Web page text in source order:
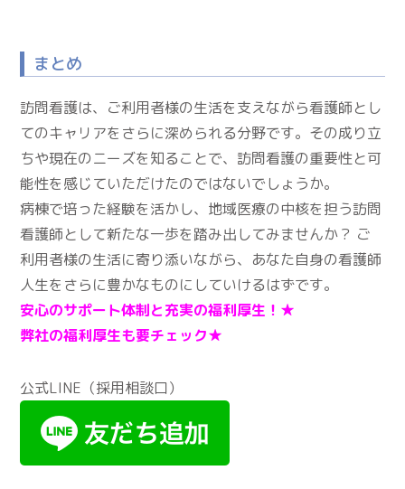
まとめ
訪問看護は、ご利用者様の生活を支えながら看護師とし
てのキャリアをさらに深められる分野です。その成り立
ちや現在のニーズを知ることで、訪問看護の重要性と可
能性を感じていただけたのではないでしょうか。
病棟で培った経験を活かし、地域医療の中核を担う訪問
看護師として新たな一歩を踏み出してみませんか？ ご
利用者様の生活に寄り添いながら、あなた自身の看護師
人生をさらに豊かなものにしていけるはずです。
安心のサポート体制と充実の福利厚生！★
弊社の福利厚生も要チェック★
公式LINE（採用相談口）